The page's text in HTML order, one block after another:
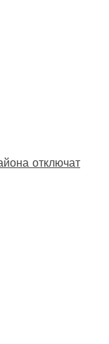
отключат